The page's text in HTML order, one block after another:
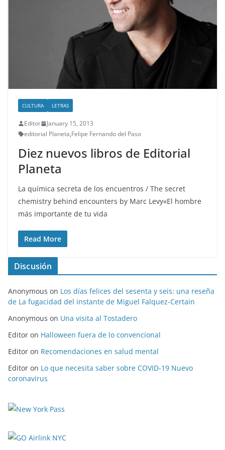
CULTURA LETRAS
Editor
January 15, 2013
editorial Planeta,Felipe Fernando del Paso
Diez nuevos libros de Editorial
Planeta
La química secreta de los encuentros / The secret
chemistry behind encounters by Marc Levy«El hombre
más importante de tu vida
Read More
Discusión
Anonymous on Los días felices del sesenta y seis: una reseña
de La fugacidad del instante de Miguel Falquez-Certain
Anonymous on Una visita al Tostadero
Editor on Halloween fuera de lo convencional
Editor on Recomendaciones en salud mental
Editor on Lo que necesita saber sobre COVID-19 Nuevo
coronavirus